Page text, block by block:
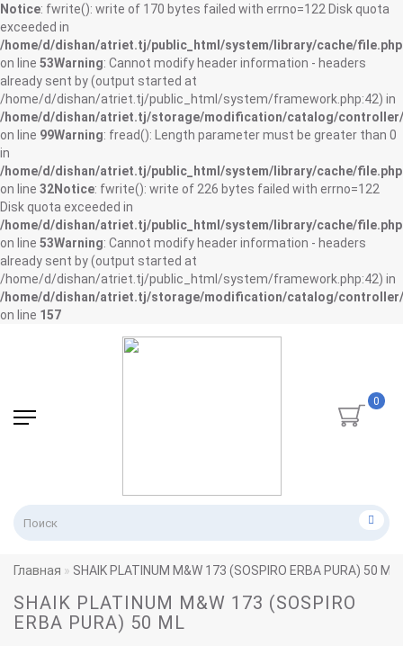
Notice: fwrite(): write of 170 bytes failed with errno=122 Disk quota
exceeded in
/home/d/dishan/atriet.tj/public_html/system/library/cache/file.php
on line 53Warning: Cannot modify header information - headers
already sent by (output started at
/home/d/dishan/atriet.tj/public_html/system/framework.php:42) in
/home/d/dishan/atriet.tj/storage/modification/catalog/
on line 99Warning: fread(): Length parameter must be greater than 0
in
/home/d/dishan/atriet.tj/public_html/system/library/cache/file.php
on line 32Notice: fwrite(): write of 226 bytes failed with errno=122
Disk quota exceeded in
/home/d/dishan/atriet.tj/public_html/system/library/cache/file.php
on line 53Warning: Cannot modify header information - headers
already sent by (output started at
/home/d/dishan/atriet.tj/public_html/system/framework.php:42) in
/home/d/dishan/atriet.tj/storage/modification/catalog/
on line 157
0
Главная SHAIK PLATINUM M&W 173 (SOSPIRO ERBA PURA) 50 ML
SHAIK PLATINUM M&W 173 (SOSPIRO
ERBA PURA) 50 ML